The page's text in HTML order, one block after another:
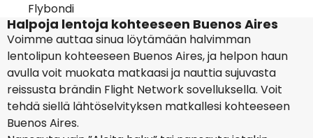
Flybondi
Halpoja lentoja kohteeseen Buenos Aires
Voimme auttaa sinua löytämään halvimman
lentolipun kohteeseen Buenos Aires, ja helpon haun
avulla voit muokata matkaasi ja nauttia sujuvasta
reissusta brändin Flight Network sovelluksella. Voit
tehdä siellä lähtöselvityksen matkallesi kohteeseen
Buenos Aires.